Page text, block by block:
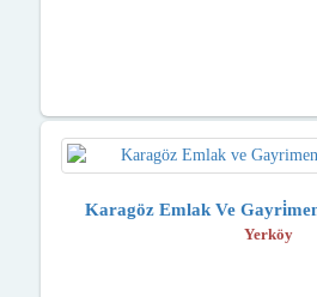
Karagöz Emlak Ve
Yerköy